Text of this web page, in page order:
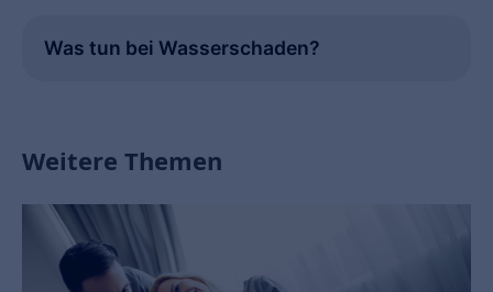
Was tun bei Wasserschaden?
Weitere Themen